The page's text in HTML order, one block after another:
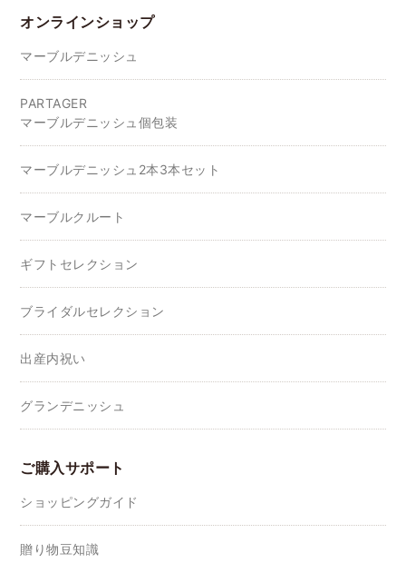
オンラインショップ
マーブルデニッシュ
PARTAGER
マーブルデニッシュ個包装
マーブルデニッシュ2本3本セット
マーブルクルート
ギフトセレクション
ブライダルセレクション
出産内祝い
グランデニッシュ
ご購入サポート
ショッピングガイド
贈り物豆知識